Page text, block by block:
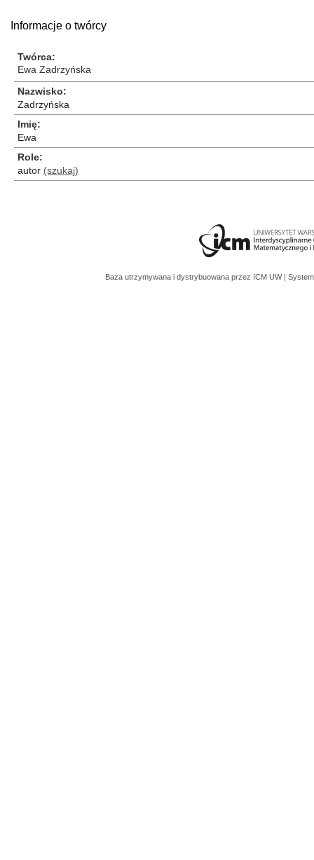
Informacje o twórcy
Twórca
Ewa Zadrzyńska
Nazwisko
Zadrzyńska
Imię
Ewa
Role
autor (szukaj)
Baza utrzymywana i dystrybuowana przez ICM UW |